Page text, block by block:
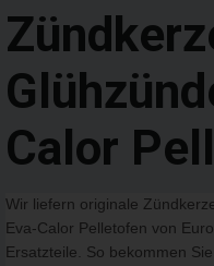
Calor
Wir liefern originale
Eva-Calor Pelletofen von
Ersatzteile. So bekommen